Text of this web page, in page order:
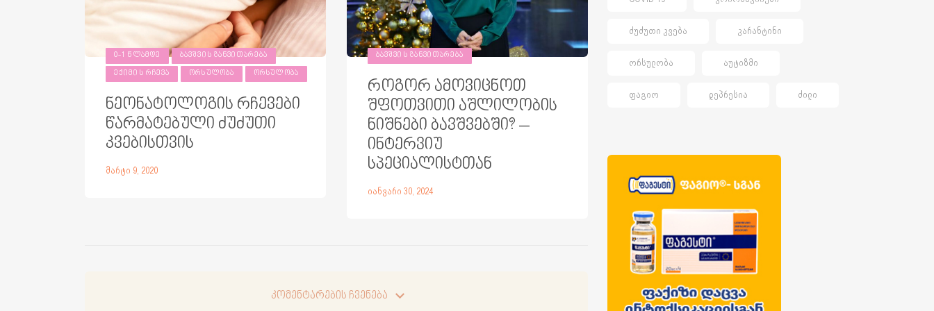
0-1 ᲬᲚᲐᲛᲓᲔ
ᲑᲐᲕᲨᲕᲘᲡ ᲒᲐᲜᲕᲘᲗᲐᲠᲔᲑᲐ
ᲔᲥᲘᲛᲘᲡ ᲠᲩᲔᲕᲐ
ᲝᲠᲡᲣᲚᲝᲑᲐ ᲝᲠᲡᲣᲚᲝᲑᲐ
ნეონატოლოგის რჩევები
წარმატებული ძუძუთი
კვებისთვის
მარტი 9, 2020
ᲑᲐᲕᲨᲕᲘᲡ ᲒᲐᲜᲕᲘᲗᲐᲠᲔᲑᲐ
როგორ ამოვიცნოთ
შფოთვითი აშლილობის
ნიშნები ბავშვებში? –
ინტერვიუ
სპეციალისტთან
იანვარი 30, 2024
კომენტარების ჩვენება
ᲫᲣᲫᲣᲗᲘ ᲙᲕᲔᲑᲐ ᲙᲐᲠᲐᲜᲢᲘᲜᲘ
ᲝᲠᲡᲣᲚᲝᲑᲐ ᲐᲣᲢᲘᲖᲛᲘ
ᲤᲐᲒᲘᲝ ᲓᲔᲞᲠᲔᲡᲘᲐ ᲫᲘᲚᲘ